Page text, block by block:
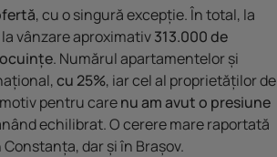
, cu o singură excepție. În total, la
vânzare aproximativ313.000 de
. Numărul apartamentelor și
cu 25%, iar cel al proprietăților de
pentru carenu am avut o presiune
echilibrat. O cerere mare raportată
dar și în Brașov.